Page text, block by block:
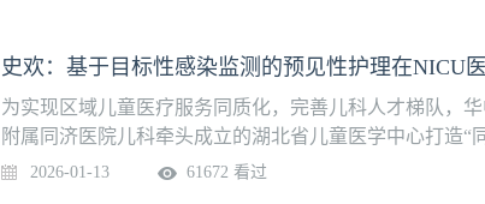
为实现区域儿童医疗服务同质化，完善儿科人才梯队，
附属同济医院儿科牵头成立的湖北省儿童医学中心打造“
堂”，每周二晚19:30准时上线！特色护理专题月基于目
2026-01-13 61672 看过